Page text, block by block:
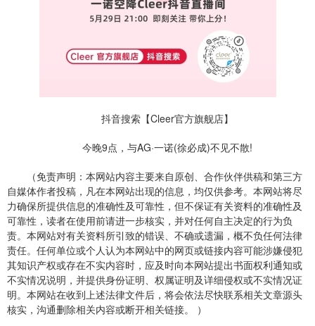
抖音搜索【Cleer官方旗舰店】
今晚9点，与AG·一诺(徐必成)不见不散!
（免责声明：本网站内容主要来自原创、合作伙伴供稿和第三方
自媒体作者投稿，凡在本网站出现的信息，均仅供参考。本网站将尽
力确保所提供信息的准确性及可靠性，但不保证有关资料的准确性及
可靠性，读者在使用前请进一步核实，并对任何自主决定的行为负
责。本网站对有关资料所引致的错误、不确或遗漏，概不负任何法律
责任。任何单位或个人认为本网站中的网页或链接内容可能涉嫌侵犯
其知识产权或存在不实内容时，应及时向本网站提出书面权利通知或
不实情况说明，并提供身份证明、权属证明及详细侵权或不实情况证
明。本网站在收到上述法律文件后，将会依法尽快联系相关文章源头
核实，沟通删除相关内容或断开相关链接。 ）